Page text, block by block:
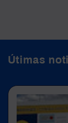
Útimas